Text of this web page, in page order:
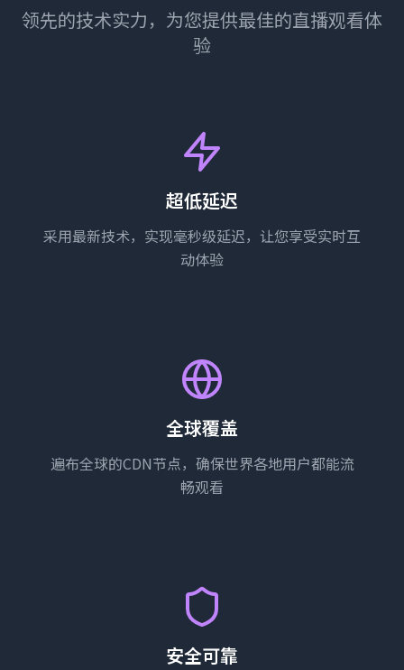
领先的技术实力，为您提供最佳的直播观看体
验
超低延迟
采用最新技术，实现毫秒级延迟，让您享受实时互
动体验
全球覆盖
遍布全球的CDN节点，确保世界各地用户都能流
畅观看
安全可靠